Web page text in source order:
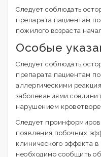
Следует соблюдать
препарата пациентам
пожилого возраста
Особые
Следует соблюдать
препарата пациентам
аллергическими
заболеваниями
нарушением
Следует
появления побочных
клинического эффекта
необходимо сообщить